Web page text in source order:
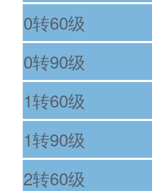
0转60级
0转90级
1转60级
1转90级
2转60级